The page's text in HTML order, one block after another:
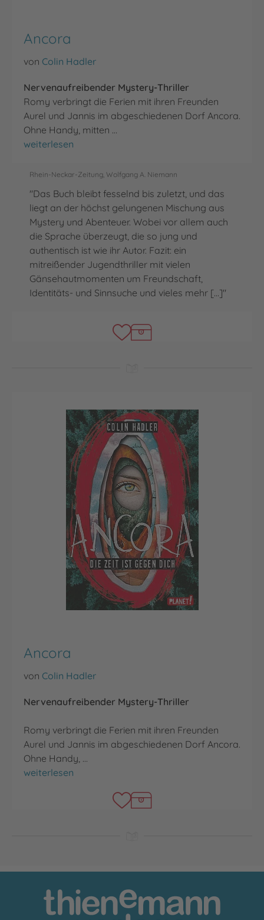
Ancora
von Colin Hadler
Nervenaufreibender Mystery-Thriller
Romy verbringt die Ferien mit ihren Freunden
Aurel und Jannis im abgeschiedenen Dorf Ancora.
Ohne Handy, mitten …
Ancora
weiterlesen
Rhein-Neckar-Zeitung, Wolfgang A. Niemann
"Das Buch bleibt fesselnd bis zuletzt, und das
liegt an der höchst gelungenen Mischung aus
Mystery und Abenteuer. Wobei vor allem auch
die Sprache überzeugt, die so jung und
authentisch ist wie ihr Autor. Fazit: ein
mitreißender Jugendthriller mit vielen
Gänsehautmomenten um Freundschaft,
Identitäts- und Sinnsuche und vieles mehr [...]"
Ancora
von Colin Hadler
Nervenaufreibender Mystery-Thriller
Romy verbringt die Ferien mit ihren Freunden
Aurel und Jannis im abgeschiedenen Dorf Ancora.
Ohne Handy, …
Ancora
weiterlesen